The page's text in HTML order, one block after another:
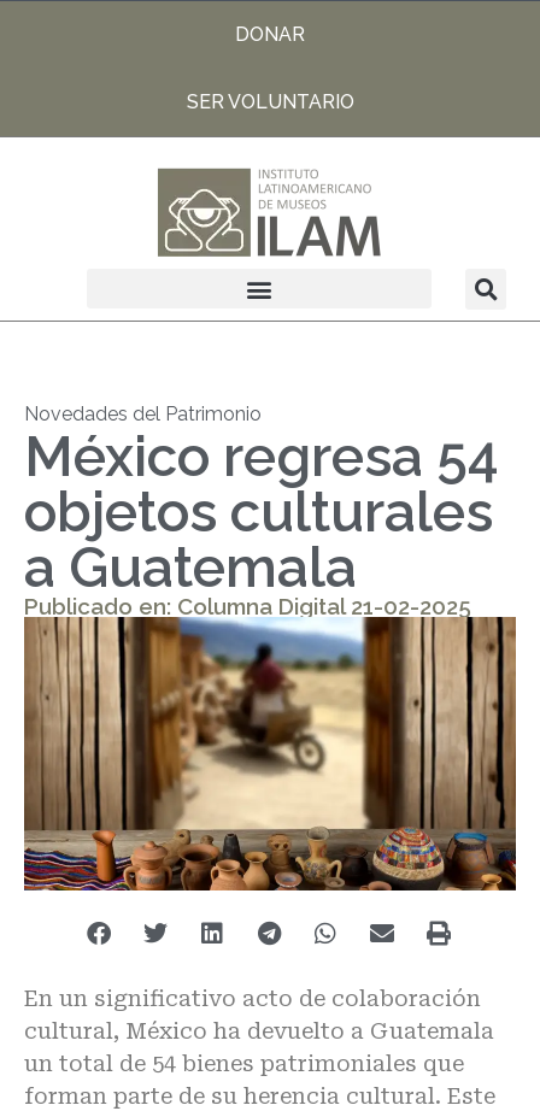
DONAR
SER VOLUNTARIO
Novedades del Patrimonio
México regresa 54
objetos culturales
a Guatemala
Publicado en: Columna Digital 21-02-2025
En un significativo acto de colaboración
cultural, México ha devuelto a Guatemala
un total de 54 bienes patrimoniales que
forman parte de su herencia cultural. Este